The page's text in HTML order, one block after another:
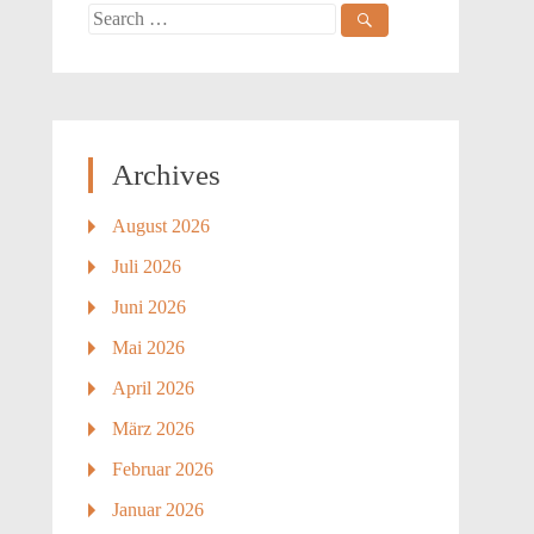
Search
Archives
August 2026
Juli 2026
Juni 2026
Mai 2026
April 2026
März 2026
Februar 2026
Januar 2026